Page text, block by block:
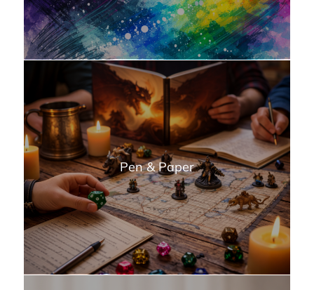
Pen & Paper